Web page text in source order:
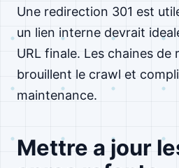
Une redirection 301 est
un lien interne devrait
URL finale. Les chaines de
brouillent le crawl et
maintenance.
Mettre a jour